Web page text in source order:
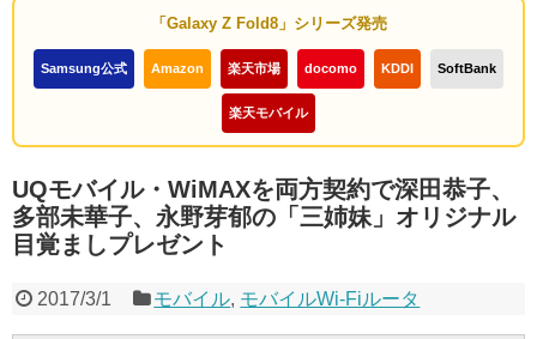
「Galaxy Z Fold8」シリーズ発売
Samsung公式 Amazon 楽天市場 docomo KDDI SoftBank
楽天モバイル
UQモバイル・WiMAXを両方契約で深田恭子、
多部未華子、永野芽郁の「三姉妹」オリジナル
目覚ましプレゼント
2017/3/1 モバイル, モバイルWi-Fiルータ